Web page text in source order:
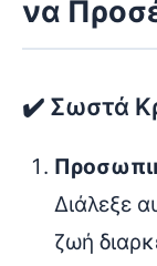
να
✔️ Σωστά
Διάλεξε
ζωή